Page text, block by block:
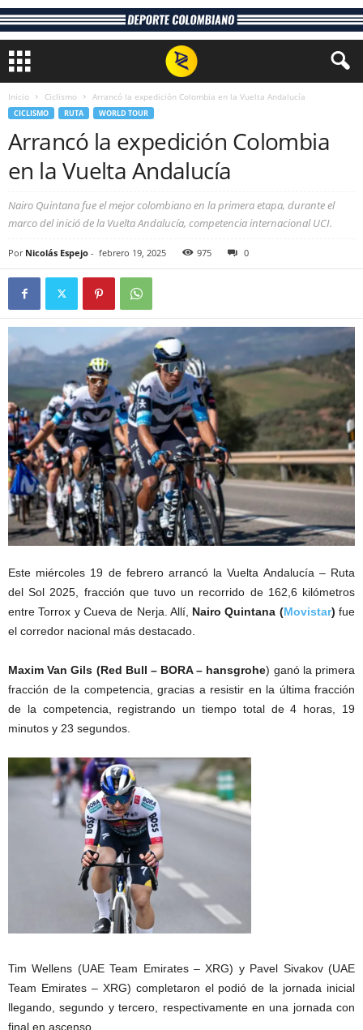
Inicio Ciclismo Arrancó la expedición Colombia en la Vuelta Andalucía
CICLISMO RUTA WORLD TOUR
Arrancó la expedición Colombia
en la Vuelta Andalucía
Nairo Quintana fue el mejor colombiano en la primera etapa, durante el
marco del inició de la Vuelta Andalucía, competencia internacional UCI.
Por Nicolás Espejo - febrero 19, 2025 975 0
Este miércoles 19 de febrero arrancó la Vuelta Andalucía – Ruta
del Sol 2025, fracción que tuvo un recorrido de 162,6 kilómetros
entre Torrox y Cueva de Nerja. Allí, Nairo Quintana (Movistar) fue
el corredor nacional más destacado.
Maxim Van Gils (Red Bull – BORA – hansgrohe) ganó la primera
fracción de la competencia, gracias a resistir en la última fracción
de la competencia, registrando un tiempo total de 4 horas, 19
minutos y 23 segundos.
Tim Wellens (UAE Team Emirates – XRG) y Pavel Sivakov (UAE
Team Emirates – XRG) completaron el podió de la jornada inicial
llegando, segundo y tercero, respectivamente en una jornada con
final en ascenso.